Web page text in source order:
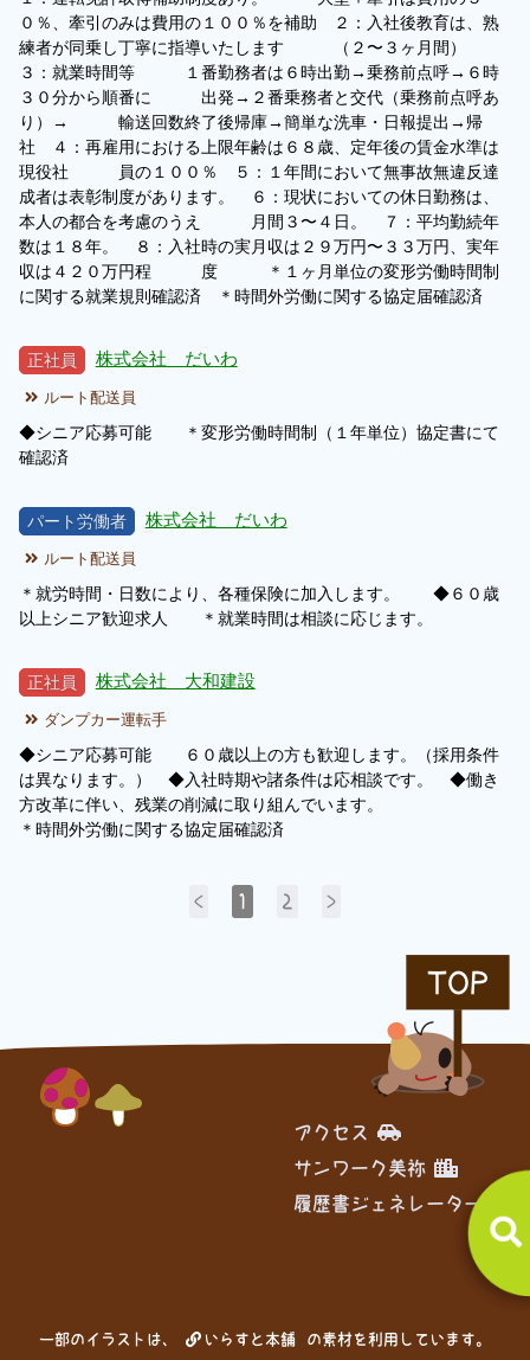
０％、牽引のみは費用の１００％を補助 ２：入社後教育は、熟
練者が同乗し丁寧に指導いたします （２〜３ヶ月間）
３：就業時間等 １番勤務者は６時出勤→乗務前点呼→６時
３０分から順番に 出発→２番乗務者と交代（乗務前点呼あ
り）→ 輸送回数終了後帰庫→簡単な洗車・日報提出→帰
社 ４：再雇用における上限年齢は６８歳、定年後の賃金水準は
現役社 員の１００％ ５：１年間において無事故無違反達
成者は表彰制度があります。 ６：現状においての休日勤務は、
本人の都合を考慮のうえ 月間３〜４日。 ７：平均勤続年
数は１８年。 ８：入社時の実月収は２９万円〜３３万円、実年
収は４２０万円程 度 ＊１ヶ月単位の変形労働時間制
に関する就業規則確認済 ＊時間外労働に関する協定届確認済
正社員 株式会社 だいわ
ルート配送員
◆シニア応募可能 ＊変形労働時間制（１年単位）協定書にて
確認済
パート労働者 株式会社 だいわ
ルート配送員
＊就労時間・日数により、各種保険に加入します。 ◆６０歳
以上シニア歓迎求人 ＊就業時間は相談に応じます。
正社員 株式会社 大和建設
ダンプカー運転手
◆シニア応募可能 ６０歳以上の方も歓迎します。（採用条件
は異なります。） ◆入社時期や諸条件は応相談です。 ◆働き
方改革に伴い、残業の削減に取り組んでいます。
＊時間外労働に関する協定届確認済
< 1 2 >
TOP
アクセス
サンワーク美祢
履歴書ジェネレーター
一部のイラストは、 いらすと本舗 の素材を利用しています。